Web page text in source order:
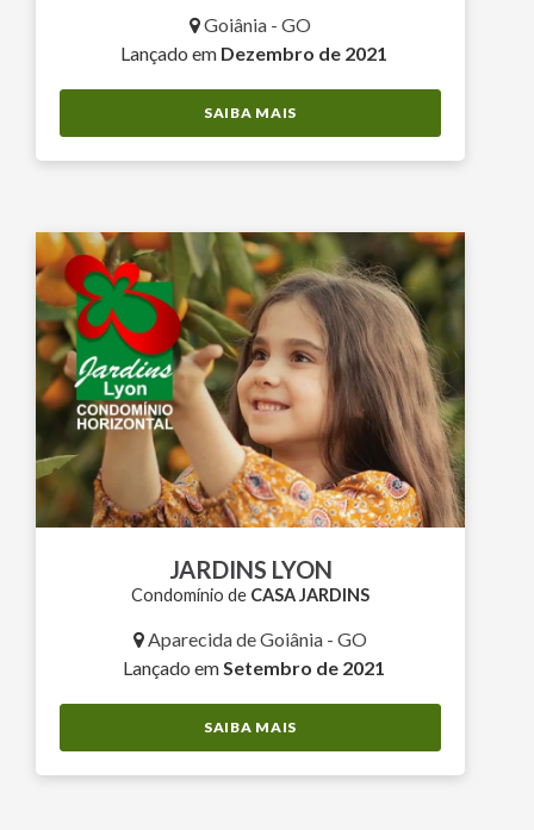
Goiânia - GO
Lançado em Dezembro de 2021
SAIBA MAIS
JARDINS LYON
Condomínio de CASA JARDINS
Aparecida de Goiânia - GO
Lançado emSetembro de 2021
SAIBA MAIS